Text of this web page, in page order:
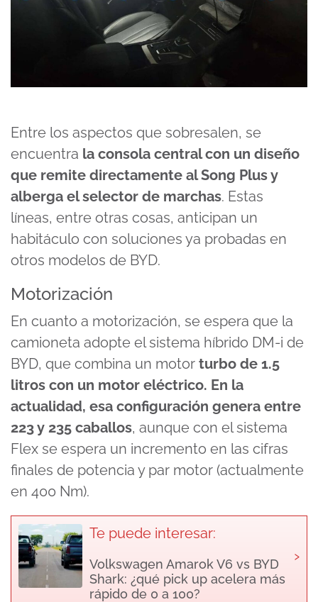
Entre los aspectos que sobresalen, se
encuentra la consola central con un diseño
que remite directamente al Song Plus y
alberga el selector de marchas. Estas
líneas, entre otras cosas, anticipan un
habitáculo con soluciones ya probadas en
otros modelos de BYD.
Motorización
En cuanto a motorización, se espera que la
camioneta adopte el sistema híbrido DM-i de
BYD, que combina un motor turbo de 1.5
litros con un motor eléctrico. En la
actualidad, esa configuración genera entre
223 y 235 caballos, aunque con el sistema
Flex se espera un incremento en las cifras
finales de potencia y par motor (actualmente
en 400 Nm).
Te puede interesar:
Volkswagen Amarok V6 vs BYD
Shark: ¿qué pick up acelera más
rápido de 0 a 100?
›